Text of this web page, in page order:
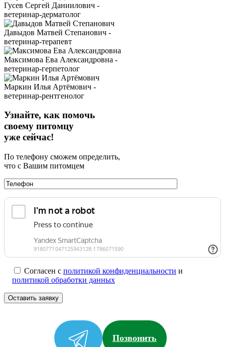
Гусев Сергей Даниилович -
ветеринар-дерматолог
Давыдов Матвей Степанович -
ветеринар-терапевт
Максимова Ева Александровна -
ветеринар-герпетолог
Маркин Илья Артёмович -
ветеринар-рентгенолог
Узнайте, как помочь
своему питомцу
уже сейчас!
По телефону сможем определить,
что с Вашим питомцем
Согласен с политикой конфиденциальности и
политикой обработки данных
Позвонить